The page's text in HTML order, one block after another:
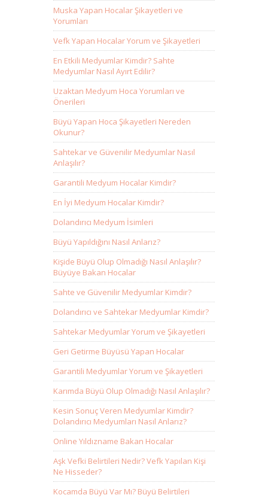
Muska Yapan Hocalar Şikayetleri ve
Yorumları
Vefk Yapan Hocalar Yorum ve Şikayetleri
En Etkili Medyumlar Kimdir? Sahte
Medyumlar Nasıl Ayırt Edilir?
Uzaktan Medyum Hoca Yorumları ve
Önerileri
Büyü Yapan Hoca Şikayetleri Nereden
Okunur?
Sahtekar ve Güvenilir Medyumlar Nasıl
Anlaşılır?
Garantili Medyum Hocalar Kimdir?
En İyi Medyum Hocalar Kimdir?
Dolandırıcı Medyum İsimleri
Büyü Yapıldığını Nasıl Anlarız?
Kişide Büyü Olup Olmadığı Nasıl Anlaşılır?
Büyüye Bakan Hocalar
Sahte ve Güvenilir Medyumlar Kimdir?
Dolandırıcı ve Sahtekar Medyumlar Kimdir?
Sahtekar Medyumlar Yorum ve Şikayetleri
Geri Getirme Büyüsü Yapan Hocalar
Garantili Medyumlar Yorum ve Şikayetleri
Karımda Büyü Olup Olmadığı Nasıl Anlaşılır?
Kesin Sonuç Veren Medyumlar Kimdir?
Dolandırıcı Medyumları Nasıl Anlarız?
Online Yıldızname Bakan Hocalar
Aşk Vefki Belirtileri Nedir? Vefk Yapılan Kişi
Ne Hisseder?
Kocamda Büyü Var Mı? Büyü Belirtileri